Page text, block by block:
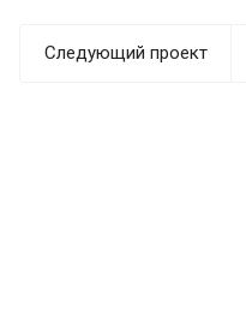
Следующий проект